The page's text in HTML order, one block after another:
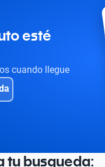
esté
cuando llegue
tu busqueda: